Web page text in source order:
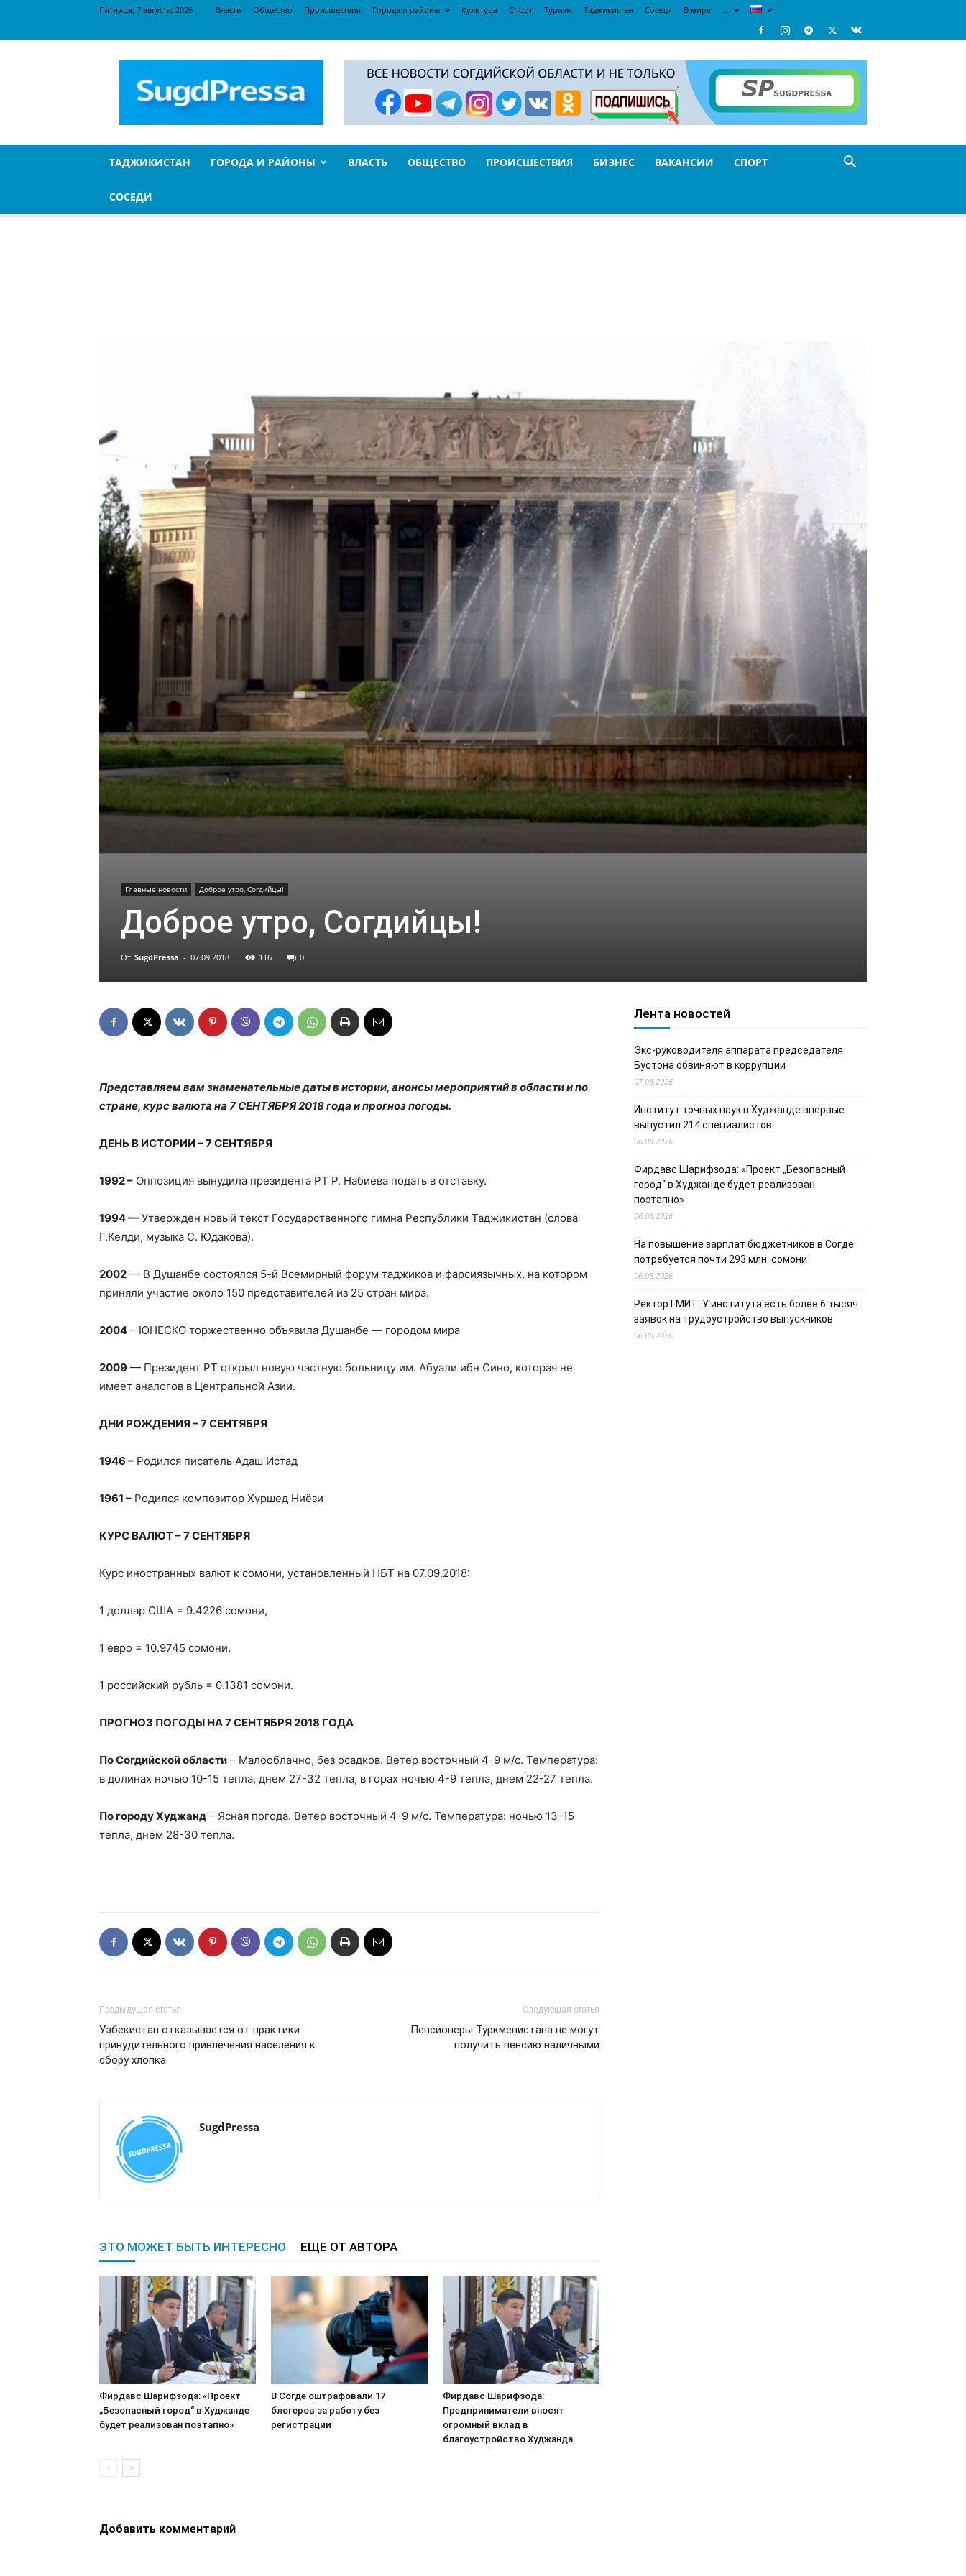
Пятница, 7 августа, 2026 Власть Общество Происшествия Города и районы Культура Спорт Туризм Таджикистан Соседи В мире …
ТАДЖИКИСТАН ГОРОДА И РАЙОНЫ ВЛАСТЬ ОБЩЕСТВО ПРОИСШЕСТВИЯ БИЗНЕС ВАКАНСИИ СПОРТ
СОСЕДИ
Главные новости Доброе утро, Согдийцы!
Доброе утро, Согдийцы!
От SugdPressa - 07.09.2018 116 0
Представляем вам знаменательные даты в истории, анонсы мероприятий в области и по
стране, курс валюта на 7 СЕНТЯБРЯ 2018 года и прогноз погоды.
ДЕНЬ В ИСТОРИИ – 7 СЕНТЯБРЯ
1992 – Оппозиция вынудила президента РТ Р. Набиева подать в отставку.
1994 — Утвержден новый текст Государственного гимна Республики Таджикистан (слова
Г.Келди, музыка С. Юдакова).
2002 — В Душанбе состоялся 5-й Всемирный форум таджиков и фарсиязычных, на котором
приняли участие около 150 представителей из 25 стран мира.
2004 – ЮНЕСКО торжественно объявила Душанбе — городом мира
2009 — Президент РТ открыл новую частную больницу им. Абуали ибн Сино, которая не
имеет аналогов в Центральной Азии.
ДНИ РОЖДЕНИЯ – 7 СЕНТЯБРЯ
1946 – Родился писатель Адаш Истад
1961 – Родился композитор Хуршед Ниёзи
КУРС ВАЛЮТ – 7 СЕНТЯБРЯ
Курс иностранных валют к сомони, установленный НБТ на 07.09.2018:
1 доллар США = 9.4226 сомони,
1 евро = 10.9745 сомони,
1 российский рубль = 0.1381 сомони.
ПРОГНОЗ ПОГОДЫ НА 7 СЕНТЯБРЯ 2018 ГОДА
По Согдийской области – Малооблачно, без осадков. Ветер восточный 4-9 м/с. Температура:
в долинах ночью 10-15 тепла, днем 27-32 тепла, в горах ночью 4-9 тепла, днем 22-27 тепла.
По городу Худжанд – Ясная погода. Ветер восточный 4-9 м/с. Температура: ночью 13-15
тепла, днем 28-30 тепла.
Предыдущая статья
Узбекистан отказывается от практики
принудительного привлечения населения к
сбору хлопка
Следующая статья
Пенсионеры Туркменистана не могут
получить пенсию наличными
SugdPressa
ЭТО МОЖЕТ БЫТЬ ИНТЕРЕСНО ЕЩЕ ОТ АВТОРА
Фирдавс Шарифзода: «Проект
„Безопасный город“ в Худжанде
будет реализован поэтапно»
В Согде оштрафовали 17
блогеров за работу без
регистрации
Фирдавс Шарифзода:
Предприниматели вносят
огромный вклад в
благоустройство Худжанда
Добавить комментарий
Лента новостей
Экс-руководителя аппарата председателя
Бустона обвиняют в коррупции
07.08.2026
Институт точных наук в Худжанде впервые
выпустил 214 специалистов
06.08.2026
Фирдавс Шарифзода: «Проект „Безопасный
город“ в Худжанде будет реализован
поэтапно»
06.08.2026
На повышение зарплат бюджетников в Согде
потребуется почти 293 млн. сомони
06.08.2026
Ректор ГМИТ: У института есть более 6 тысяч
заявок на трудоустройство выпускников
06.08.2026